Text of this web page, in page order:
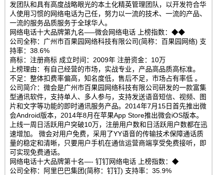
发团队和具有高度战略眼光的本土化精英管理团队，以开发符合华
人使用习惯的网络电话为己任，努力以一流的技术、一流的产品、
一流的服务品质服务于全球华人。
网络电话十大品牌第九名—–微会网络电话 上榜指数：◆◆
公司全称：广州市百果园网络科技有限公司(简称：百果园网络) 支
持率：38.6%
商标：注册商标 成立时间：2009年 注册资金：10万
上榜理由：有自己经营的市场，实战专业，产品高品质高标准。
不足：整体扣费率偏高，知名度低，售后不足，市场占有率低 。
公司简介：微会是广州市百果园网络科技有限公司研发的一款富集
型通讯软件，支持单人、多人参与，支持发送语音短信、视频、图
片和文字等功能的即时通讯服务产品。2014年7月15日首先推出微
会Android版本，2014年8月在苹果App Store推出微会iOS版本。
上线一周日活跃用户突破10万，注册用户数和日活跃用户数都在迅
速增加。 微会对用户免费，采用了YY语音的传输技术保障通话质
量的稳定和清晰，只要用户手机在通信运营商端享受免费接听，即
可实现免费通话。
网络电话十大品牌第十名—- 钉钉网络电话 上榜指数：◆
公司全称：阿里巴巴集团(简称：钉钉) 支持率：35.9%